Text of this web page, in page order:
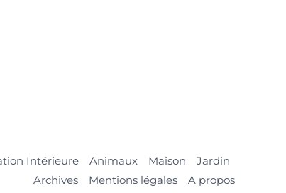
Intérieure Animaux Maison
Jardin
Archives
Mentions légales A propos